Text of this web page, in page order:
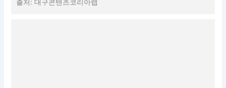
출처: 대구콘텐츠코리아랩